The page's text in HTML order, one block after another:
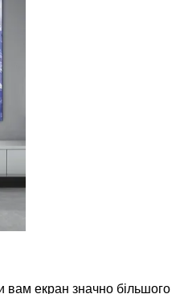
вам екран значно більшого